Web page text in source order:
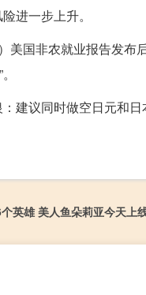
进一步上升。
美国非农就业报告发
建议同时做空日元和
个英雄 美人鱼朵莉亚今天上